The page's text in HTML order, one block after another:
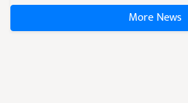
More News